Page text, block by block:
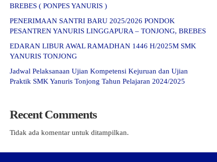
BREBES ( PONPES YANURIS )
PENERIMAAN SANTRI BARU 2025/2026 PONDOK
PESANTREN YANURIS LINGGAPURA – TONJONG, BREBES
EDARAN LIBUR AWAL RAMADHAN 1446 H/2025M SMK
YANURIS TONJONG
Jadwal Pelaksanaan Ujian Kompetensi Kejuruan dan Ujian
Praktik SMK Yanuris Tonjong Tahun Pelajaran 2024/2025
Recent Comments
Tidak ada komentar untuk ditampilkan.